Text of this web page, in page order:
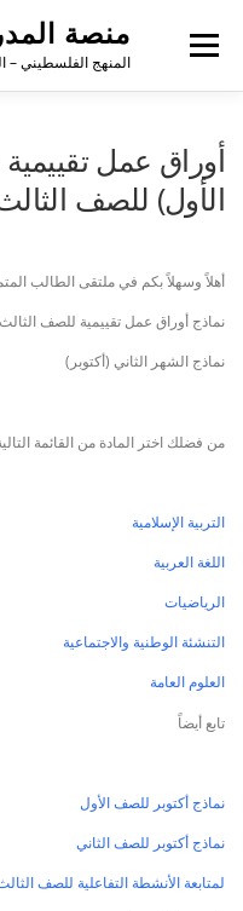
منصة
المنهج الفلسطيني –
القائمة
أوراق عمل
الأول) للصف الثالث
أهلاً وسهلاً بكم في ملتقى الطالب
نماذج أوراق عمل تقييمية للصف
نماذج الشهر الثاني (أكتوبر)
من فضلك اختر المادة من القائمة
التربية الإسلامية
اللغة العربية
الرياضيات
التنشئة الوطنية والاجتماعية
العلوم العامة
تابع أيضاً
نماذج أكتوبر للصف الأول
نماذج أكتوبر للصف الثاني
لمتابعة الأنشطة التفاعلية للصف